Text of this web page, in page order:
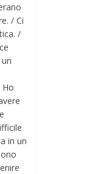
/ Ci
/
Ho
in un